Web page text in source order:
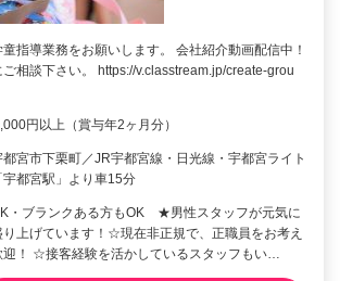
指導業務をお願いします。 会社紹介動画配信中！
ご相談下さい。 https://v.classtream.jp/create-grou
円以上（賞与年2ヶ月分）
宮市下栗町／JR宇都宮線・日光線・宇都宮ライト
宇都宮駅」より車15分
・ブランクある方もOK ★男性スタッフが元気に
り上げています！☆現在非正規で、正職員をお考え
迎！ ☆接客経験を活かしているスタッフもい…